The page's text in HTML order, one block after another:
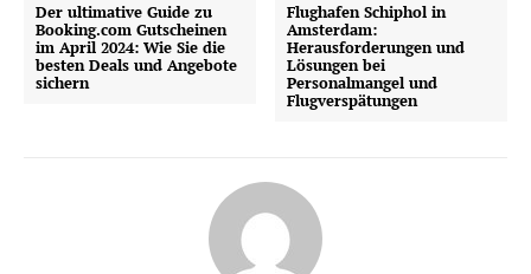
Der ultimative Guide zu
Booking.com Gutscheinen
im April 2024: Wie Sie die
besten Deals und Angebote
sichern
Flughafen Schiphol in
Amsterdam:
Herausforderungen und
Lösungen bei
Personalmangel und
Flugverspätungen